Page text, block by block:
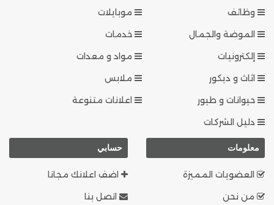
وظائف
موبايلات
الموضة والجمال
خدمات
إلكترونيات
مواد و معدات
اثاث و ديكور
ملابس
حيوانات و طيور
اعلانات متنوعة
دليل الشركات
معلومات
العضويات المميزة
من نحن
حسابي
اضف اعلانك مجانا
اتصل بنا